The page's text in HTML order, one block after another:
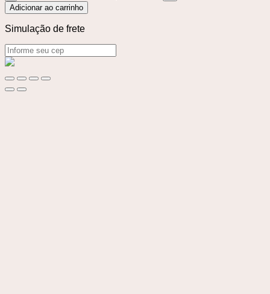
Adicionar ao carrinho
Simulação de frete